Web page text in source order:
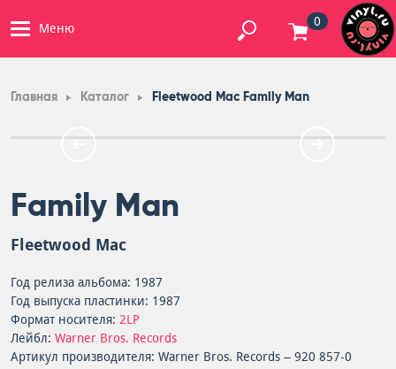
Меню 0
Главная Каталог Fleetwood Mac Family Man
Family Man
Fleetwood Mac
Год релиза альбома: 1987
Год выпуска пластинки: 1987
Формат носителя: 2LP
Лейбл: Warner Bros. Records
Артикул производителя: Warner Bros. Records – 920 857-0